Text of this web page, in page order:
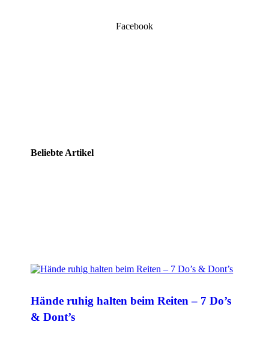
Facebook
Beliebte Artikel
Hände ruhig halten beim Reiten – 7 Do’s
& Dont’s